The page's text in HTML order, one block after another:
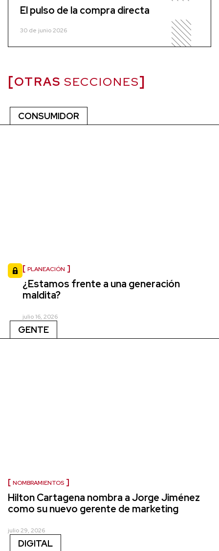
El pulso de la compra directa
30 de junio 2026
OTRAS SECCIONES
CONSUMIDOR
PLANEACIÓN
¿Estamos frente a una generación
maldita?
julio 16, 2026
GENTE
NOMBRAMIENTOS
Hilton Cartagena nombra a Jorge Jiménez
como su nuevo gerente de marketing
julio 29, 2026
DIGITAL